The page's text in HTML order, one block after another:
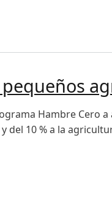
Hambre Cero
del 10 % a la